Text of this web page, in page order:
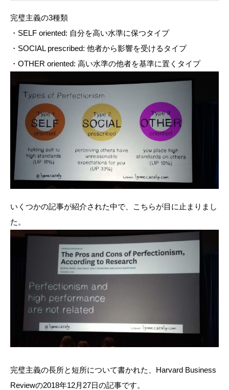
完璧主義の3種類
・SELF oriented: 自分を高い水準に保つタイプ
・SOCIAL prescribed: 他者から影響を受けるタイプ
・OTHER oriented: 高い水準の他者を基準に置くタイプ
いくつかの記事が紹介された中で、こちらが目に止まりまし
た。
完璧主義の長所と短所について書かれた、Harvard Business
Reviewの2018年12月27日の記事です。